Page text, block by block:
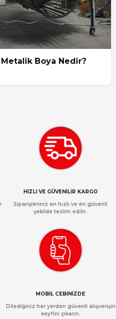
Metalik Boya Nedir?
HIZLI VE GÜVENİLİR KARGO
Siparişleriniz en hızlı ve en güvenli
şekilde teslim edilir.
MOBİL CEBİNİZDE
Dilediğiniz her yerden güvenli alışverişin
keyfini çıkarın.